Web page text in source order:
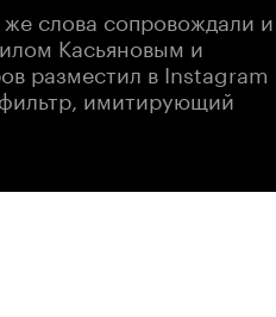
слова сопровождали и
Касьяновым и
разместил в Instagram
имитирующий